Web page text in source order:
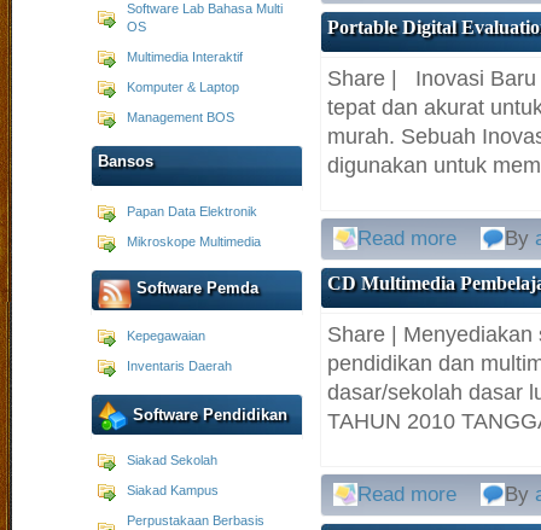
Software Lab Bahasa Multi
OS
Multimedia Interaktif
Komputer & Laptop
Management BOS
Bansos
Papan Data Elektronik
Mikroskope Multimedia
Software Pemda
Kepegawaian
Inventaris Daerah
Software Pendidikan
Siakad Sekolah
Siakad Kampus
Perpustakaan Berbasis
Portable Digital
Share | Inovasi Baru
tepat dan akurat
murah. Sebuah
digunakan untuk
Read more By
CD Multimedia
Share |
pendidikan dan
dasar/sekolah dasar
TAHUN 2010
Read more By